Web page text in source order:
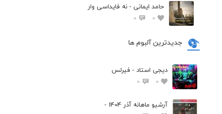
حامد ایمانی - نه فایداسی وار
0
0
جدیدترین آلبوم ها
دیجی استاد - فیرلس
0
0
آرشیو ماهانه آذر 1404 -